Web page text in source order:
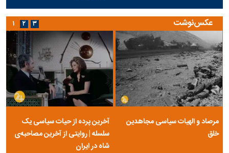
عکس‌نوشت
مرصاد و الهیات سیاسی مجاهدین
خلق
آخرین پرده از حیات سیاسی یک
سلسله | روایتی از آخرین مصاحبه‌ی
شاه در ایران
۱ ۲ ۳